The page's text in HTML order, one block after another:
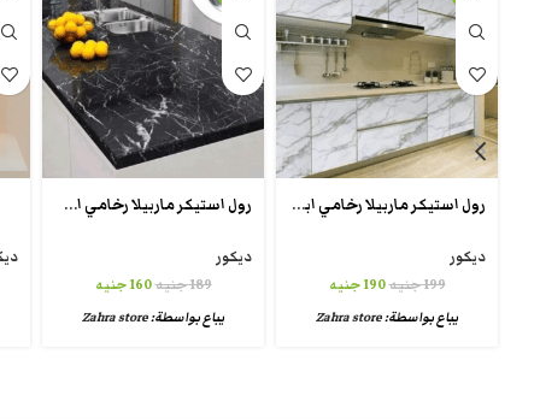
رول استيكر ماربيلا رخامي ابيض
ديكور
199جنيه190 جنيه
يباع بواسطة:Zahra store
رول استيكر ماربيلا رخامي اسود ‎‎
ديكور
189جنيه160 جنيه
يباع بواسطة:Zahra store